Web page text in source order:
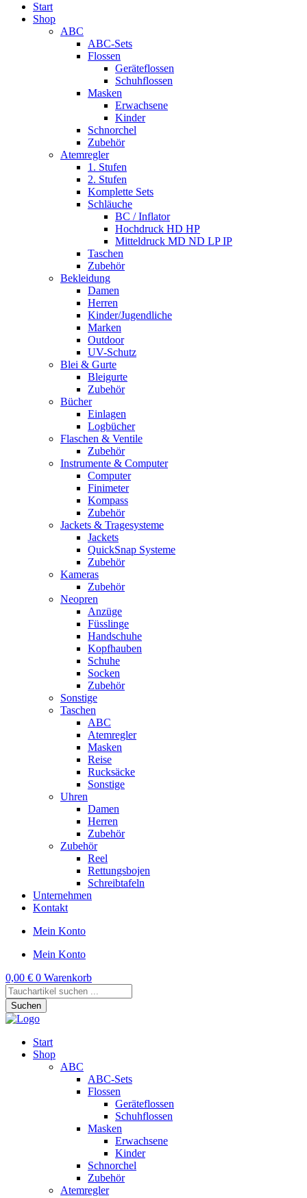
Start
Shop
ABC
ABC-Sets
Flossen
Geräteflossen
Schuhflossen
Masken
Erwachsene
Kinder
Schnorchel
Zubehör
Atemregler
1. Stufen
2. Stufen
Komplette Sets
Schläuche
BC / Inflator
Hochdruck HD HP
Mitteldruck MD ND LP IP
Taschen
Zubehör
Bekleidung
Damen
Herren
Kinder/Jugendliche
Marken
Outdoor
UV-Schutz
Blei & Gurte
Bleigurte
Zubehör
Bücher
Einlagen
Logbücher
Flaschen & Ventile
Zubehör
Instrumente & Computer
Computer
Finimeter
Kompass
Zubehör
Jackets & Tragesysteme
Jackets
QuickSnap Systeme
Zubehör
Kameras
Zubehör
Neopren
Anzüge
Füsslinge
Handschuhe
Kopfhauben
Schuhe
Socken
Zubehör
Sonstige
Taschen
ABC
Atemregler
Masken
Reise
Rucksäcke
Sonstige
Uhren
Damen
Herren
Zubehör
Zubehör
Reel
Rettungsbojen
Schreibtafeln
Unternehmen
Kontakt
Mein Konto
Mein Konto
0,00 € 0 Warenkorb
Products
search
Suchen
Start
Shop
ABC
ABC-Sets
Flossen
Geräteflossen
Schuhflossen
Masken
Erwachsene
Kinder
Schnorchel
Zubehör
Atemregler